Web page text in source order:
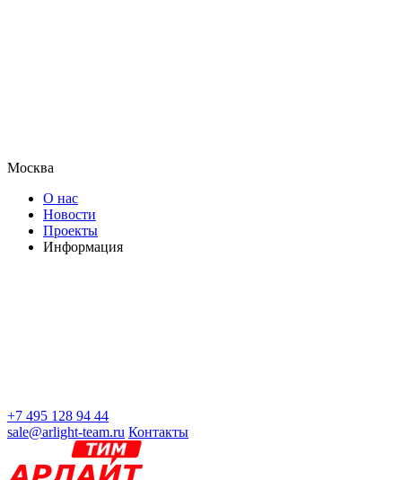
Москва
О нас
Новости
Проекты
Информация
+7 495 128 94 44
sale@arlight-team.ru Контакты